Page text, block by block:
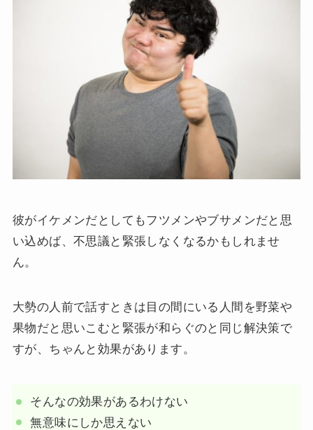
彼がイケメンだとしてもフツメンやブサメンだと思
い込めば、不思議と緊張しなくなるかもしれませ
ん。
大勢の人前で話すときは目の間にいる人間を野菜や
果物だと思いこむと緊張が和らぐのと同じ解決策で
すが、ちゃんと効果があります。
そんなの効果があるわけない
無意味にしか思えない